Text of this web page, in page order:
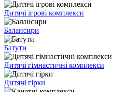
Дитячі ігрові комплекси
Балансири
Батути
Дитячі гімнастичні комплекси
Дитячі гірки